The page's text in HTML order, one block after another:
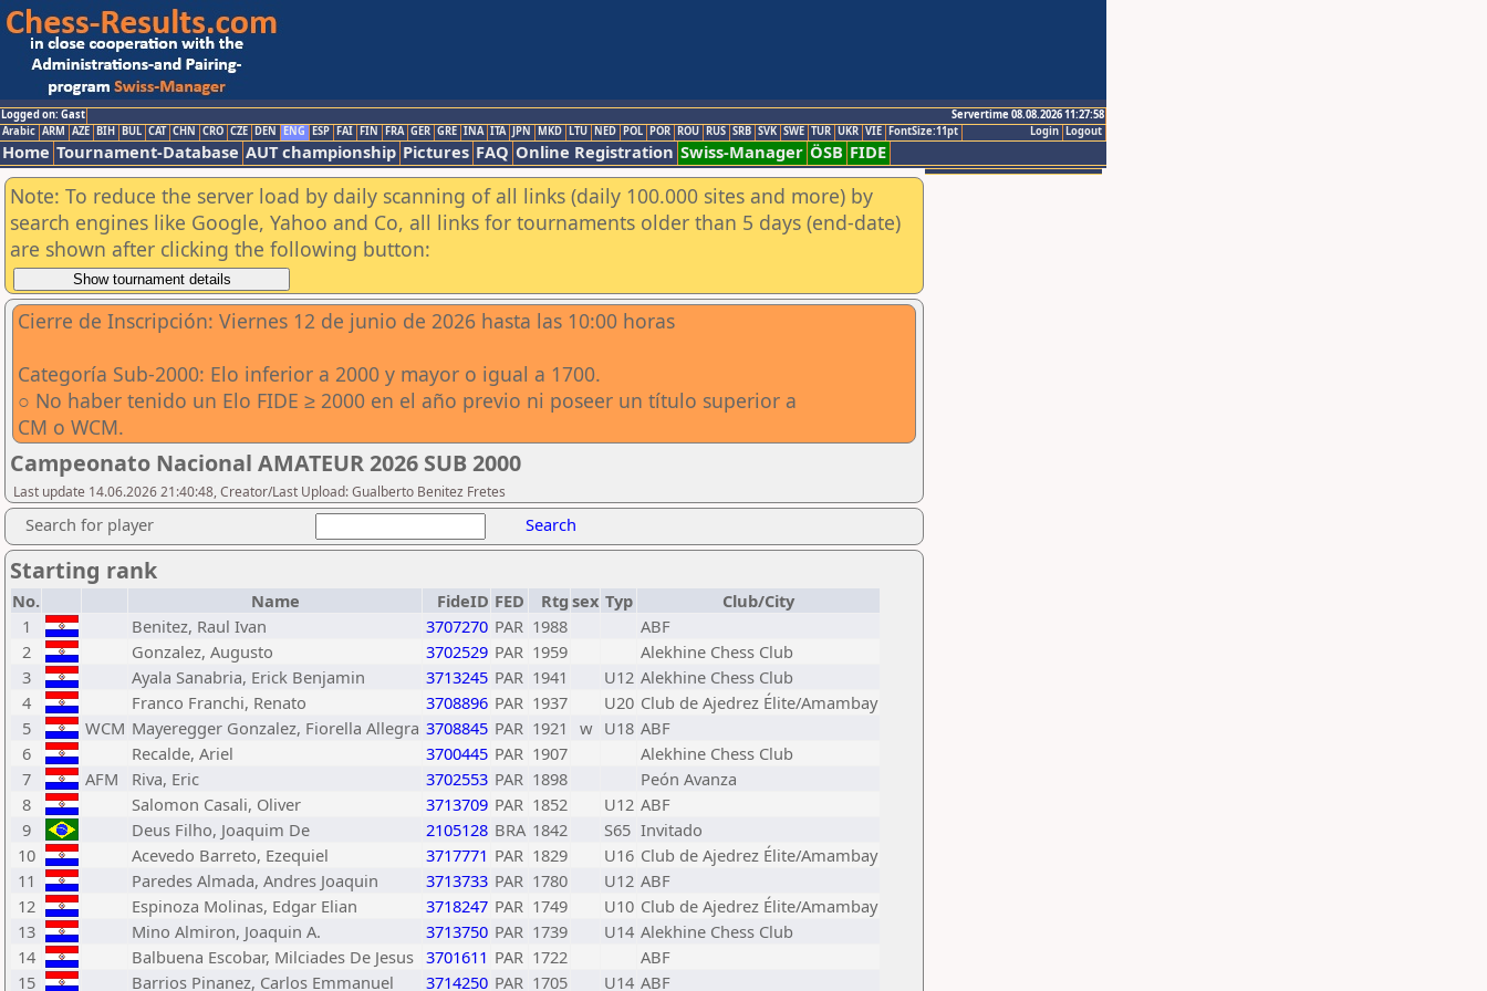
Logged on: Gast
Servertime 08.08.2026 11:27:58
Logout
Login
Arabic ARM AZE BIH BUL CAT CHN CRO CZE DEN ENG ESP FAI FIN FRA GER GRE INA ITA JPN MKD LTU NED POL POR ROU RUS SRB SVK SWE TUR UKR VIE FontSize:11pt
Home Tournament-Database AUT championship Pictures FAQ Online Registration Swiss-Manager ÖSB FIDE
Note: To reduce the server load by daily scanning of all links (daily 100.000 sites and more) by
search engines like Google, Yahoo and Co, all links for tournaments older than 5 days (end-date)
are shown after clicking the following button:
Cierre de Inscripción: Viernes 12 de junio de 2026 hasta las 10:00 horas
Categoría Sub-2000: Elo inferior a 2000 y mayor o igual a 1700.
○ No haber tenido un Elo FIDE ≥ 2000 en el año previo ni poseer un título superior a
CM o WCM.
Campeonato Nacional AMATEUR 2026 SUB 2000
Last update 14.06.2026 21:40:48, Creator/Last Upload: Gualberto Benitez Fretes
Search for player Search
Starting rank
No. Name FideID FED Rtg sex Typ
Club/City
1
Benitez, Raul Ivan 3707270 PAR 1988
ABF
2
Gonzalez, Augusto 3702529 PAR 1959
Alekhine Chess Club
3
Ayala Sanabria, Erick Benjamin 3713245 PAR 1941 U12 Alekhine Chess Club
4
Franco Franchi, Renato 3708896 PAR 1937 U20 Club de Ajedrez Élite/Amambay
5
WCM Mayeregger Gonzalez, Fiorella Allegra 3708845 PAR 1921 w U18 ABF
6
Recalde, Ariel 3700445 PAR 1907
Alekhine Chess Club
7
AFM Riva, Eric 3702553 PAR 1898
Peón Avanza
8
Salomon Casali, Oliver 3713709 PAR 1852 U12 ABF
9
Deus Filho, Joaquim De 2105128 BRA 1842 S65 Invitado
10
Acevedo Barreto, Ezequiel 3717771 PAR 1829 U16 Club de Ajedrez Élite/Amambay
11
Paredes Almada, Andres Joaquin 3713733 PAR 1780 U12 ABF
12
Espinoza Molinas, Edgar Elian 3718247 PAR 1749 U10 Club de Ajedrez Élite/Amambay
13
Mino Almiron, Joaquin A. 3713750 PAR 1739 U14 Alekhine Chess Club
14
Balbuena Escobar, Milciades De Jesus 3701611 PAR 1722
ABF
15
Barrios Pinanez, Carlos Emmanuel 3714250 PAR 1705 U14 ABF